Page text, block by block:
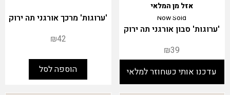
Now Sold
אזל מן המלאי
'ערוגות' סבון אורגני תה ירוק
₪39
'ערוגות' מרכך אורגני תה ירוק
₪42
הוספה לסל